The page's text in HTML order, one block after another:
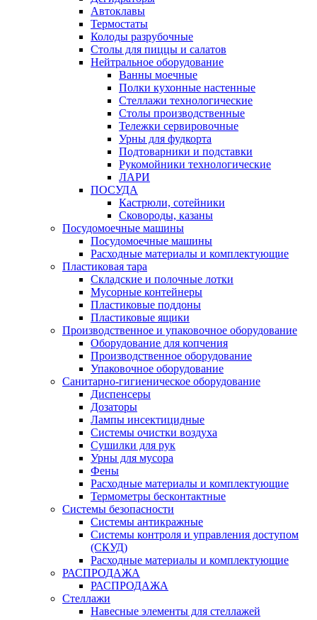
Автоклавы
Термостаты
Колоды разрубочные
Столы для пиццы и салатов
Нейтральное оборудование
Ванны моечные
Полки кухонные настенные
Стеллажи технологические
Столы производственные
Тележки сервировочные
Урны для фудкорта
Подтоварники и подставки
Рукомойники технологические
ЛАРИ
ПОСУДА
Кастрюли, сотейники
Сковороды, казаны
Посудомоечные машины
Посудомоечные машины
Расходные материалы и комплектующие
Пластиковая тара
Складские и полочные лотки
Мусорные контейнеры
Пластиковые поддоны
Пластиковые ящики
Производственное и упаковочное оборудование
Оборудование для копчения
Производственное оборудование
Упаковочное оборудование
Санитарно-гигиеническое оборудование
Диспенсеры
Дозаторы
Лампы инсектицидные
Системы очистки воздуха
Сушилки для рук
Урны для мусора
Фены
Расходные материалы и комплектующие
Термометры бесконтактные
Системы безопасности
Системы антикражные
Системы контроля и управления доступом
(СКУД)
Расходные материалы и комплектующие
РАСПРОДАЖА
РАСПРОДАЖА
Стеллажи
Навесные элементы для стеллажей